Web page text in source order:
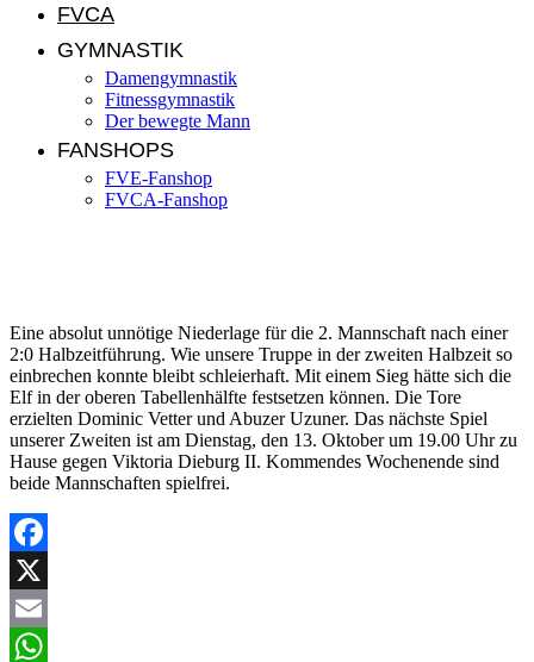
FVCA
GYMNASTIK
Damengymnastik
Fitnessgymnastik
Der bewegte Mann
FANSHOPS
FVE-Fanshop
FVCA-Fanshop
Eine absolut unnötige Niederlage für die 2. Mannschaft nach einer
2:0 Halbzeitführung. Wie unsere Truppe in der zweiten Halbzeit so
einbrechen konnte bleibt schleierhaft. Mit einem Sieg hätte sich die
Elf in der oberen Tabellenhälfte festsetzen können. Die Tore
erzielten Dominic Vetter und Abuzer Uzuner. Das nächste Spiel
unserer Zweiten ist am Dienstag, den 13. Oktober um 19.00 Uhr zu
Hause gegen Viktoria Dieburg II. Kommendes Wochenende sind
beide Mannschaften spielfrei.
Facebook
X
Email